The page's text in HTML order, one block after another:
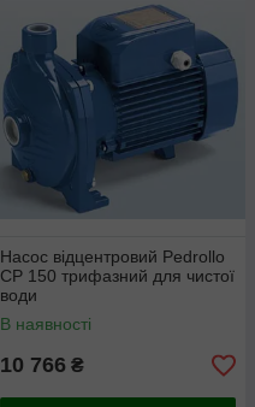
Насос відцентровий Pedrollo
CP 150 трифазний для чистої
води
В наявності
10 766 ₴